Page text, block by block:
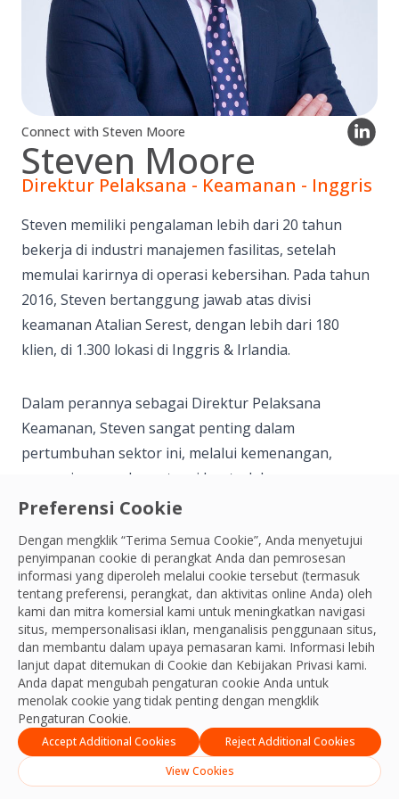
Preferensi Cookie
Dengan mengklik “Terima Semua Cookie”, Anda menyetujui
penyimpanan cookie di perangkat Anda dan pemrosesan
informasi yang diperoleh melalui cookie tersebut (termasuk
tentang preferensi, perangkat, dan aktivitas online Anda) oleh
kami dan mitra komersial kami untuk meningkatkan navigasi
situs, mempersonalisasi iklan, menganalisis penggunaan situs,
dan membantu dalam upaya pemasaran kami. Informasi lebih
lanjut dapat ditemukan di Cookie dan Kebijakan Privasi kami.
Anda dapat mengubah pengaturan cookie Anda untuk
menolak cookie yang tidak penting dengan mengklik
Pengaturan Cookie.
Accept Additional Cookies
Reject Additional Cookies
View Cookies
Connect with Steven Moore
Steven Moore
Direktur Pelaksana - Keamanan - Inggris
Steven memiliki pengalaman lebih dari 20 tahun
bekerja di industri manajemen fasilitas, setelah
memulai karirnya di operasi kebersihan. Pada tahun
2016, Steven bertanggung jawab atas divisi
keamanan Atalian Serest, dengan lebih dari 180
klien, di 1.300 lokasi di Inggris & Irlandia.
Dalam perannya sebagai Direktur Pelaksana
Keamanan, Steven sangat penting dalam
pertumbuhan sektor ini, melalui kemenangan,
perpanjangan, dan retensi kontrak baru.
Pengalamannya yang luas dalam peran
bagi bisnis OCS baru dan akan membantu
pertumbuhan divisi keamanan kami, memastikan
nilai tercipta di setiap kesempatan.